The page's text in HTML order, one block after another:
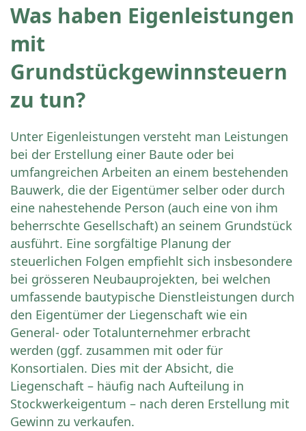
Was haben Eigenleistungen
mit
Grundstückgewinnsteuern
zu tun?
Unter Eigenleistungen versteht man Leistungen
bei der Erstellung einer Baute oder bei
umfangreichen Arbeiten an einem bestehenden
Bauwerk, die der Eigentümer selber oder durch
eine nahestehende Person (auch eine von ihm
beherrschte Gesellschaft) an seinem Grundstück
ausführt. Eine sorgfältige Planung der
steuerlichen Folgen empfiehlt sich insbesondere
bei grösseren Neubauprojekten, bei welchen
umfassende bautypische Dienstleistungen durch
den Eigentümer der Liegenschaft wie ein
General- oder Totalunternehmer erbracht
werden (ggf. zusammen mit oder für
Konsortialen. Dies mit der Absicht, die
Liegenschaft – häufig nach Aufteilung in
Stockwerkeigentum – nach deren Erstellung mit
Gewinn zu verkaufen.